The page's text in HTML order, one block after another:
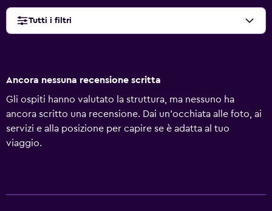
Tutti i filtri
Ancora nessuna recensione scritta
Gli ospiti hanno valutato la struttura, ma nessuno ha
ancora scritto una recensione. Dai un'occhiata alle foto, ai
servizi e alla posizione per capire se è adatta al tuo
viaggio.